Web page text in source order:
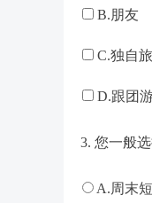
B.朋友
C.独自
D.跟团
3. 您一般
A.周末